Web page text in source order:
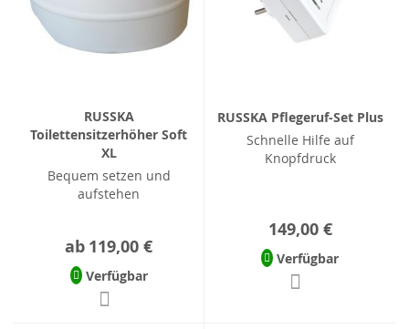
RUSSKA
Toilettensitzerhöher Soft
XL
Bequem setzen und
aufstehen
ab 119,00 €
Verfügbar
RUSSKA Pflegeruf-Set Plus
Schnelle Hilfe auf
Knopfdruck
149,00 €
Verfügbar